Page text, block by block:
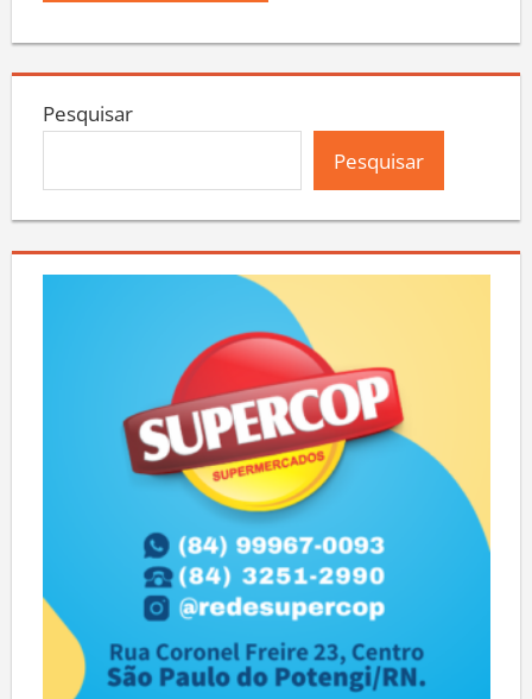
Pesquisar
Pesquisar